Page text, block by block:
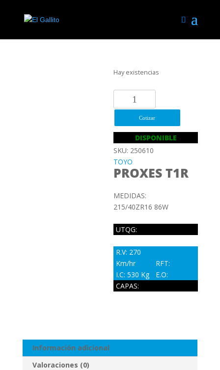
Hay existencias
215/40ZR16
86W
PROXES
cantidad
Cotizar
DISPONIBLE
SKU: 250610
TOYO
PROXES T1R
MEDIDAS:
215/40ZR16 86W
UTQG:
R.V: 270
Km/hr
RFT:
I.C: 530 Kg
E.O:
CAPAS:
Información adicional
Valoraciones (0)